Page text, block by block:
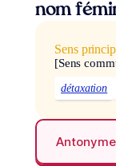
nom
Sens
[Sens
détaxation